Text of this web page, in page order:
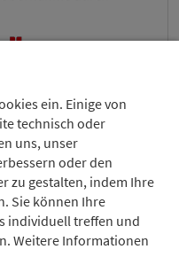
ein. Einige von
technisch oder
uns, unser
oder den
zu gestalten, indem Ihre
Sie können Ihre
individuell treffen und
Weitere Informationen
beraten.
–